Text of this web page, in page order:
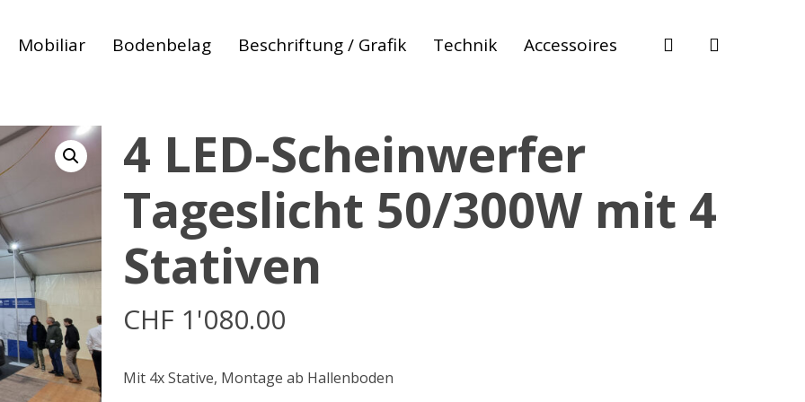
abbrechen
Mobiliar Bodenbelag Beschriftung / Grafik Technik Accessoires suche
4 LED-Scheinwerfer
Tageslicht 50/300W mit 4
Stativen
CHF 1'080.00
Mit 4x Stative, Montage ab Hallenboden